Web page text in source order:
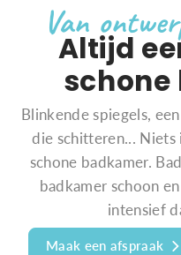
Van
Altijd
Blinkende spiegels,
die schitteren... Niets
schone badkamer.
badkamer schoon
intensief
Maak een afspraak